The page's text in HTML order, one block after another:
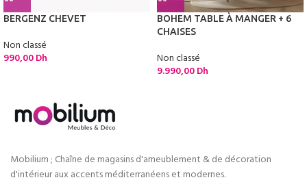
BERGENZ CHEVET
Non classé
990,00Dh
BOHEM TABLE À MANGER + 6
CHAISES
Non classé
9.990,00Dh
Mobilium ; Chaîne de magasins d'ameublement & de décoration
d'intérieur aux accents méditerranéens et modernes.